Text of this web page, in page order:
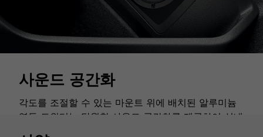
사운드 공간화
각도를 조절할 수 있는 마운트 위에 배치된 알루미늄
역돔 트위터는 탁월한 사운드 공간화를 제공하여 실내